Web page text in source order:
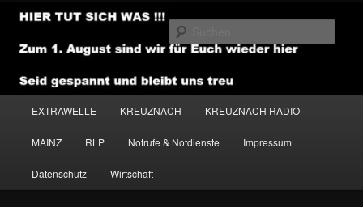
Zum
primären
Inhalt
NEWSHOUSE.MEDIA
EXTRAWELLE KREUZNACH KREUZNACH RADIO
MAINZ RLP Notrufe & Notdienste Impressum
Datenschutz Wirtschaft